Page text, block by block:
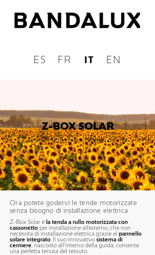
ES FR EN
IT
Azionare le tende con l'energia del sole
Z-BOX SOLAR
Ora potete godervi le tende motorizzate
senza bisogno di installazione elettrica.
Z-Box Solar è la tenda a rullo motorizzata con
cassonetto per installazione all’esterno, che non
necessita di installazione elettrica grazie al pannello
solare integrato. Il suo innovativo sistema di
cerniere, nascosto all'interno della guida, consente
una perfetta tenuta del tessuto.